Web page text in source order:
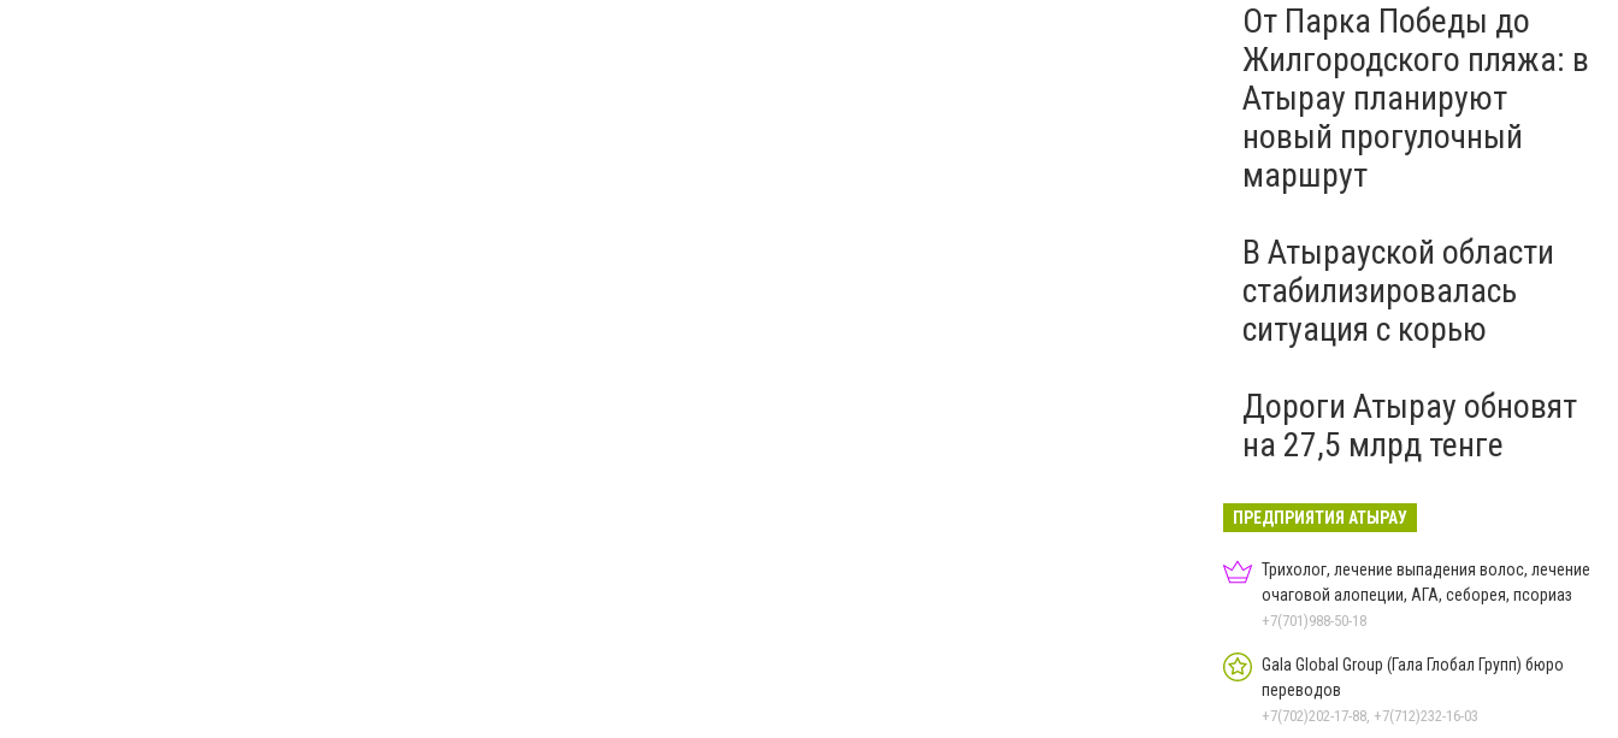
От Парка Победы до
Жилгородского пляжа: в
Атырау планируют
новый прогулочный
маршрут
В Атырауской области
стабилизировалась
ситуация с корью
Дороги Атырау обновят
на 27,5 млрд тенге
ПРЕДПРИЯТИЯ АТЫРАУ
Трихолог, лечение выпадения волос, лечение
очаговой алопеции, АГА, себорея, псориаз
+7(701)988-50-18
Gala Global Group (Гала Глобал Групп) бюро
переводов
+7(702)202-17-88, +7(712)232-16-03